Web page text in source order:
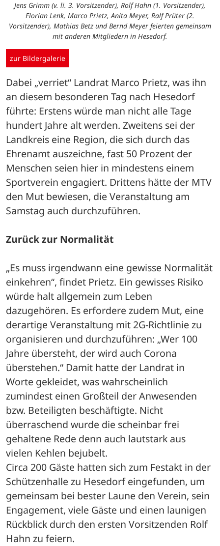
Jens Grimm (v. li. 3. Vorsitzender), Rolf Hahn (1. Vorsitzender),
Florian Lenk, Marco Prietz, Anita Meyer, Ralf Prüter (2.
Vorsitzender), Mathias Betz und Bernd Meyer feierten gemeinsam
mit anderen Mitgliedern in Hesedorf.
zur Bildergalerie
Dabei „verriet“ Landrat Marco Prietz, was ihn
an diesem besonderen Tag nach Hesedorf
führte: Erstens würde man nicht alle Tage
hundert Jahre alt werden. Zweitens sei der
Landkreis eine Region, die sich durch das
Ehrenamt auszeichne, fast 50 Prozent der
Menschen seien hier in mindestens einem
Sportverein engagiert. Drittens hätte der MTV
den Mut bewiesen, die Veranstaltung am
Samstag auch durchzuführen.
Zurück zur Normalität
„Es muss irgendwann eine gewisse Normalität
einkehren“, findet Prietz. Ein gewisses Risiko
würde halt allgemein zum Leben
dazugehören. Es erfordere zudem Mut, eine
derartige Veranstaltung mit 2G-Richtlinie zu
organisieren und durchzuführen: „Wer 100
Jahre übersteht, der wird auch Corona
überstehen.“ Damit hatte der Landrat in
Worte gekleidet, was wahrscheinlich
zumindest einen Großteil der Anwesenden
bzw. Beteiligten beschäftigte. Nicht
überraschend wurde die scheinbar frei
gehaltene Rede denn auch lautstark aus
vielen Kehlen bejubelt.
Circa 200 Gäste hatten sich zum Festakt in der
Schützenhalle zu Hesedorf eingefunden, um
gemeinsam bei bester Laune den Verein, sein
Engagement, viele Gäste und einen launigen
Rückblick durch den ersten Vorsitzenden Rolf
Hahn zu feiern.